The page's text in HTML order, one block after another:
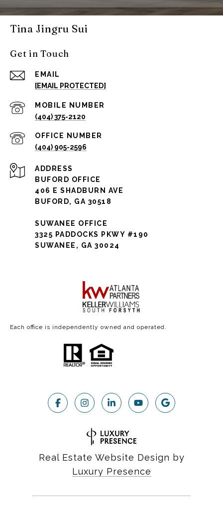
Tina Jingru Sui
Get in Touch
EMAIL
[EMAIL PROTECTED]
(404) 375-2120
(404) 905-2596
ADDRESS
BUFORD OFFICE
406 E SHADBURN AVE
BUFORD, GA 30518
SUWANEE OFFICE
3325 PADDOCKS PKWY #190
SUWANEE, GA 30024
Each office is independently owned and operated.
Real Estate Website Design by
Luxury Presence